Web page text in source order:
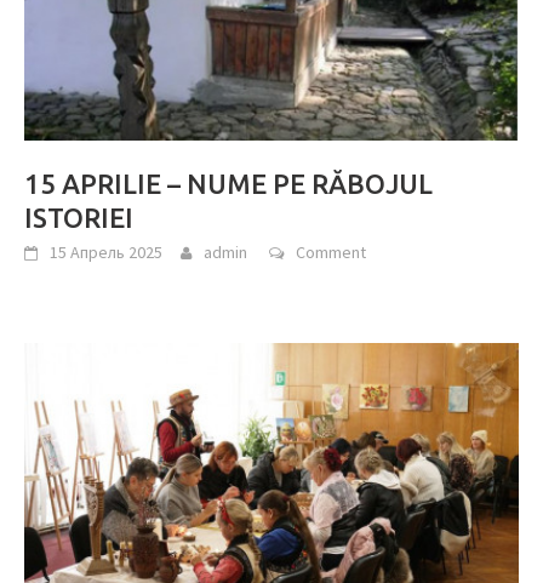
15 APRILIE – NUME PE RĂBOJUL
ISTORIEI
15 Апрель 2025 admin Comment